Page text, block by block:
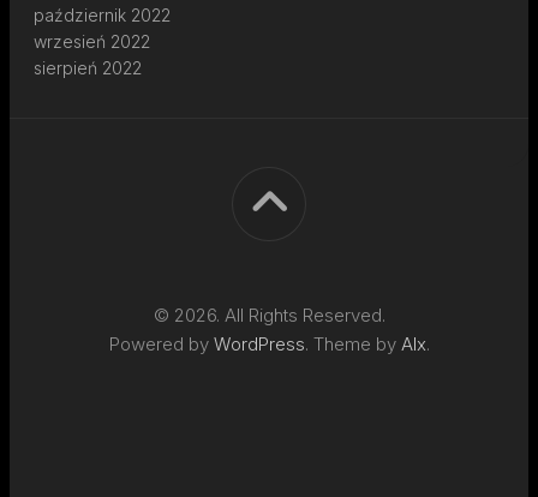
październik 2022
wrzesień 2022
sierpień 2022
© 2026. All Rights Reserved.
Powered by WordPress. Theme by Alx.